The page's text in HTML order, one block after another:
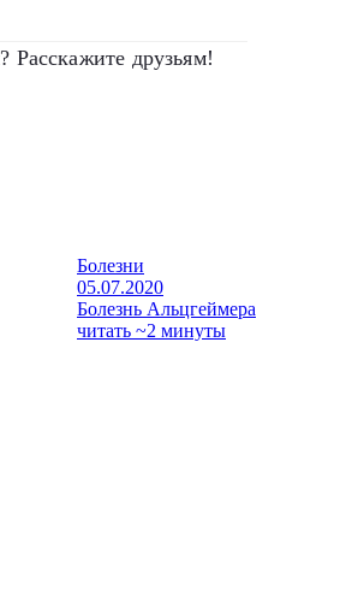
Расскажите друзьям!
Болезни
05.07.2020
Болезнь Альцгеймера
читать ~2 минуты